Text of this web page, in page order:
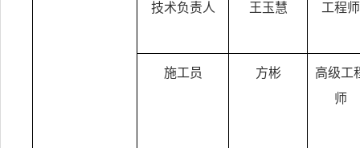
技术负责人 王玉慧 工程师
施工员 方彬
高级工
师